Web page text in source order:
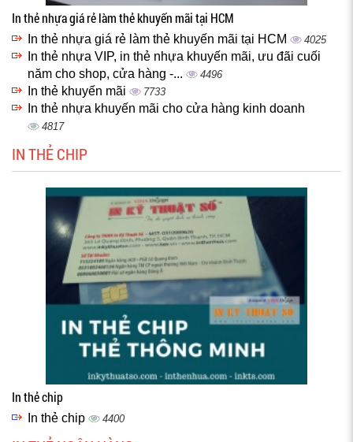
In thẻ nhựa giá rẻ làm thẻ khuyến mãi tại HCM
In thẻ nhựa giá rẻ làm thẻ khuyến mãi tại HCM 4025
In thẻ nhựa VIP, in thẻ nhựa khuyến mãi, ưu đãi cuối
năm cho shop, cửa hàng -...
4496
In thẻ khuyến mãi 7733
In thẻ nhựa khuyến mãi cho cửa hàng kinh doanh
4817
IN THẺ CHIP
In thẻ chip
In thẻ chip 4400